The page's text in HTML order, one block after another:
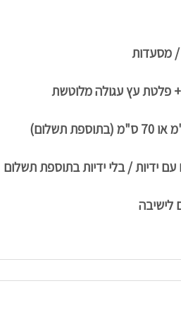
/ מסעדות
פלטת עץ עגולה מלוטשת
עם ידיות / בלי ידיות בתוספת תשלום
לישיבה